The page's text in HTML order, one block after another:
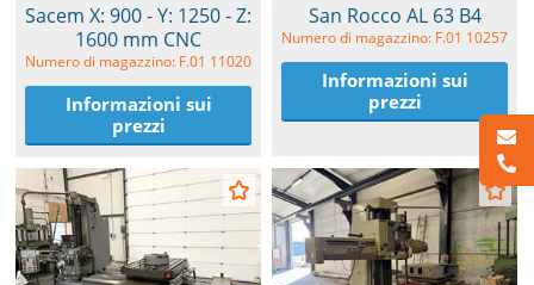
Sacem X: 900 - Y: 1250 - Z:
1600 mm CNC
Numero di magazzino: F.01 11020
Informazioni sui
prezzi
San Rocco AL 63 B4
Numero di magazzino: F.01 10257
Informazioni sui
prezzi